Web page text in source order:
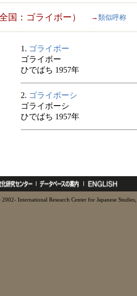
全国：ゴライボー） → 類似呼称
1. ゴライボー
ゴライボー
ひでばち 1957年
2. ゴライボーシ
ゴライボーシ
ひでばち 1957年
International Research Center for Japanese